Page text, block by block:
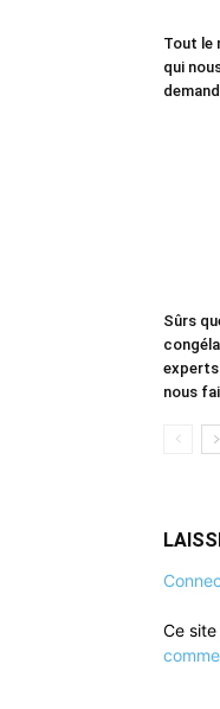
Tout le
qui
Sûrs
experts
nous
Ce